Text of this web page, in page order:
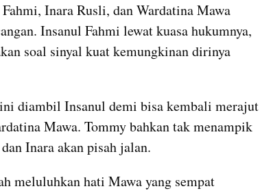
Inara Rusli, dan Wardatina Mawa
Insanul Fahmi lewat kuasa hukumnya,
soal sinyal kuat kemungkinan dirinya
diambil Insanul demi bisa kembali merajut
Mawa. Tommy bahkan tak menampik
Inara akan pisah jalan.
meluluhkan hati Mawa yang sempat